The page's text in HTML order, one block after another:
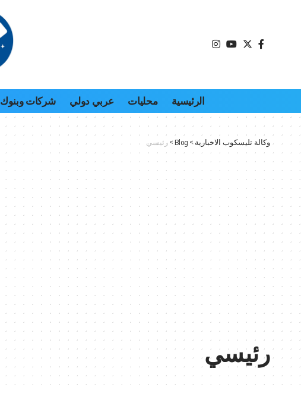
الرئيسية محليات عربي دولي شركات وبنوك
وكالة تليسكوب الاخبارية>
Blog
>رئيسي
رئيسي